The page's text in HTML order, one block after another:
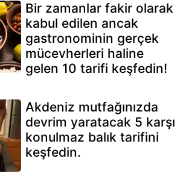
Bir zamanlar fakir olarak
kabul edilen ancak
gastronominin gerçek
mücevherleri haline
gelen 10 tarifi keşfedin!
Akdeniz mutfağınızda
devrim yaratacak 5 karşı
konulmaz balık tarifini
keşfedin.